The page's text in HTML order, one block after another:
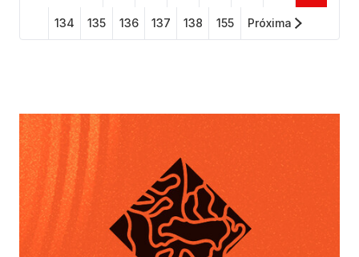
134 135 136 137 138 155 Próxima